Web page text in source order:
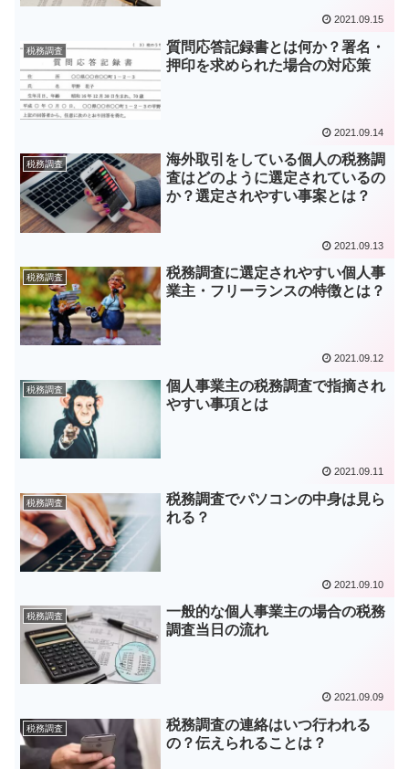
2021.09.15
税務調査
質問応答記録書とは何か？署名・
押印を求められた場合の対応策
2021.09.14
税務調査
海外取引をしている個人の税務調
査はどのように選定されているの
か？選定されやすい事案とは？
2021.09.13
税務調査
税務調査に選定されやすい個人事
業主・フリーランスの特徴とは？
2021.09.12
税務調査
個人事業主の税務調査で指摘され
やすい事項とは
2021.09.11
税務調査
税務調査でパソコンの中身は見ら
れる？
2021.09.10
税務調査
一般的な個人事業主の場合の税務
調査当日の流れ
2021.09.09
税務調査
税務調査の連絡はいつ行われる
の？伝えられることは？